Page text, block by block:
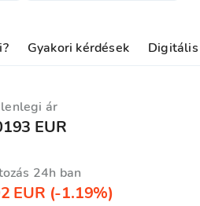
Gyakori kérdések Digitális
ár
EUR
24h ban
EUR (-1.19%)